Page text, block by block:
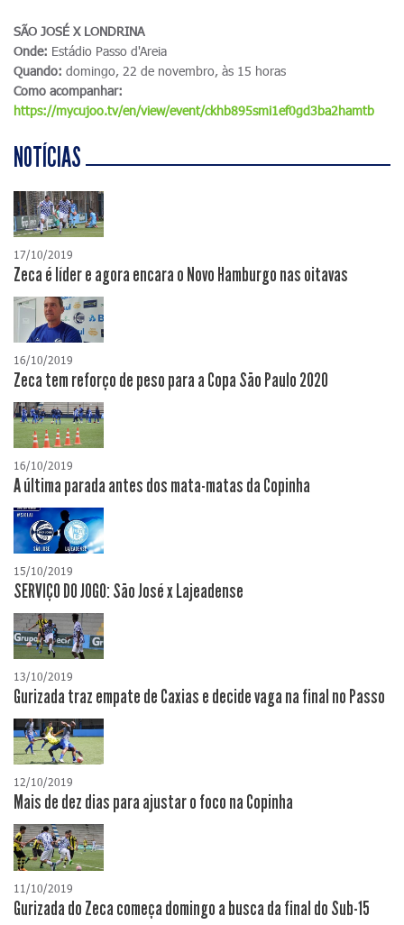
SÃO JOSÉ X LONDRINA
Onde: Estádio Passo d'Areia
Quando: domingo, 22 de novembro, às 15 horas
Como acompanhar:
https://mycujoo.tv/en/view/event/ckhb895smi1ef0gd3ba2hamtb
NOTÍCIAS
17/10/2019
Zeca é líder e agora encara o Novo Hamburgo nas oitavas
16/10/2019
Zeca tem reforço de peso para a Copa São Paulo 2020
16/10/2019
A última parada antes dos mata-matas da Copinha
15/10/2019
SERVIÇO DO JOGO: São José x Lajeadense
13/10/2019
Gurizada traz empate de Caxias e decide vaga na final no Passo
12/10/2019
Mais de dez dias para ajustar o foco na Copinha
11/10/2019
Gurizada do Zeca começa domingo a busca da final do Sub-15